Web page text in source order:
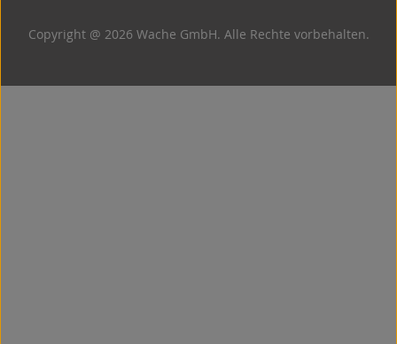
Copyright @ 2026 Wache GmbH. Alle Rechte vorbehalten.